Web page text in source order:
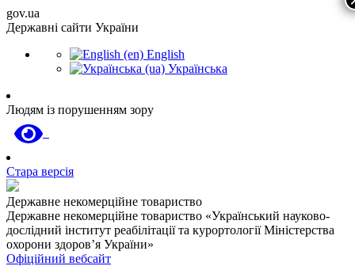
gov.ua
Державні сайти України
English
Українська
Людям із порушенням зору
Стара версія
Державне некомерційне товариство
Державне некомерційне товариство «Український науково-
дослідний інститут реабілітації та курортології Міністерства
охорони здоров’я України»
Офіційний вебсайт